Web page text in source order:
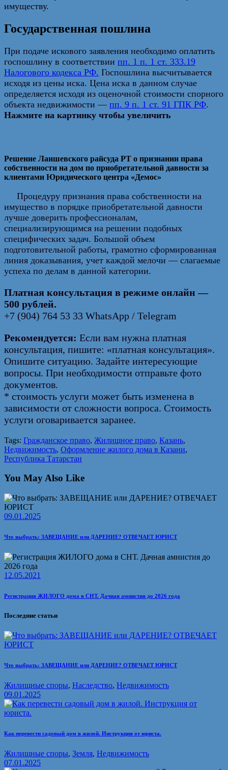
имуществу.
Государственная пошлина
При подаче искового заявления необходимо оплатить
госпошлину в соответствии пп. 1 п. 1 ст. 333.19
Налогового кодекса РФ. Госпошлина высчитывается
исходя из цены иска. Цена иска в данном случае
определяется исходя из оценочной стоимости спорного
объекта недвижимости — пп. 9 п. 1 ст. 91 ГПК РФ.
Нажмите на картинку чтобы увеличить
Решение Лаишевского райсуда РТ о признании права
собственности на дом по приобретательной давности за
клиентами Юридического центра «Демос»
Процедуру признания права собственности на
имущество в порядке приобретательной давности
лучше доверить профессионалам,
специализирующимся на решении подобных
специфических задач. Большой объем
подготовительной работы, грамотно сформированная
линия доказывания, учет каждой мелочи — слагаемые
успеха по делам в данной категории.
Платная консультация в режиме онлайн —
500 рублей.
+7 (904) 764 53 33 WhatsApp / Telegram
Рекомендуется: Если вам нужна платная
консультация, пишите: «платная консультация».
Опишите ситуацию. Задайте интересующие
вопросы. При необходимости отправьте фото
документов.
* стоимость услуги может быть изменена в
зависимости от сложности вопроса. Стоимость
услуги оговаривается заранее.
Tags: Гражданское право, Жилищное право, Казань,
Недвижимость, Оформление жилого дома в Казани,
Республика Татарстан
You May Also Like
09.01.2025
Что выбрать: ЗАВЕЩАНИЕ или ДАРЕНИЕ? ОТВЕЧАЕТ ЮРИСТ
12.05.2021
Регистрация ЖИЛОГО дома в СНТ. Дачная амнистия до 2026 года
Последние статьи
Что выбрать: ЗАВЕЩАНИЕ или ДАРЕНИЕ? ОТВЕЧАЕТ ЮРИСТ
Жилищные споры, Наследство, Недвижимость
09.01.2025
Как перевести садовый дом в жилой. Инструкция от юриста.
Жилищные споры, Земля, Недвижимость
07.01.2025